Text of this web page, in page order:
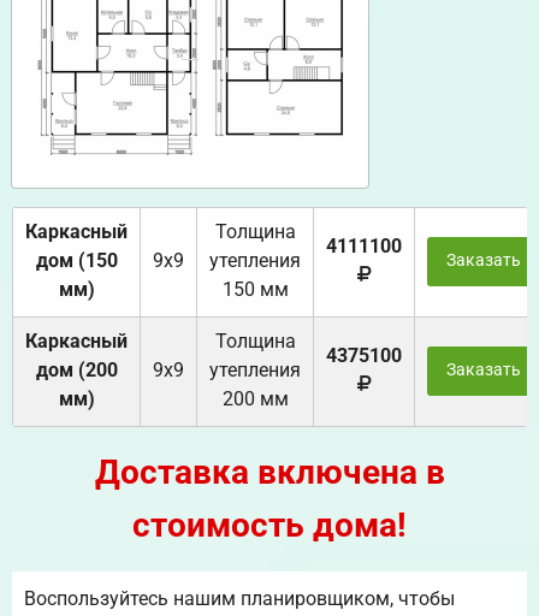
Каркасный
дом (150
мм)
9х9
Толщина
утепления
150 мм
4111100
Заказать
Каркасный
дом (200
мм)
9х9
Толщина
утепления
200 мм
4375100
Заказать
Доставка включена в
стоимость дома!
Воспользуйтесь нашим планировщиком, чтобы